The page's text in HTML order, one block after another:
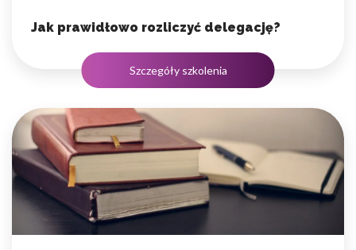
Jak prawidłowo rozliczyć delegację?
Szczegóły szkolenia